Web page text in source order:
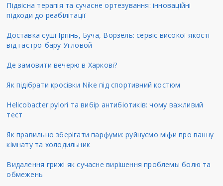
Підвісна терапія та сучасне ортезування: інноваційні
підходи до реабілітації
Доставка суші Ірпінь, Буча, Ворзель: сервіс високої якості
від гастро-бару Угловой
Де замовити вечерю в Харкові?
Як підібрати кросівки Nike під спортивний костюм
Helicobacter pylori та вибір антибіотиків: чому важливий
тест
Як правильно зберігати парфуми: руйнуємо міфи про ванну
кімнату та холодильник
Видалення грижі як сучасне вирішення проблемы болю та
обмежень